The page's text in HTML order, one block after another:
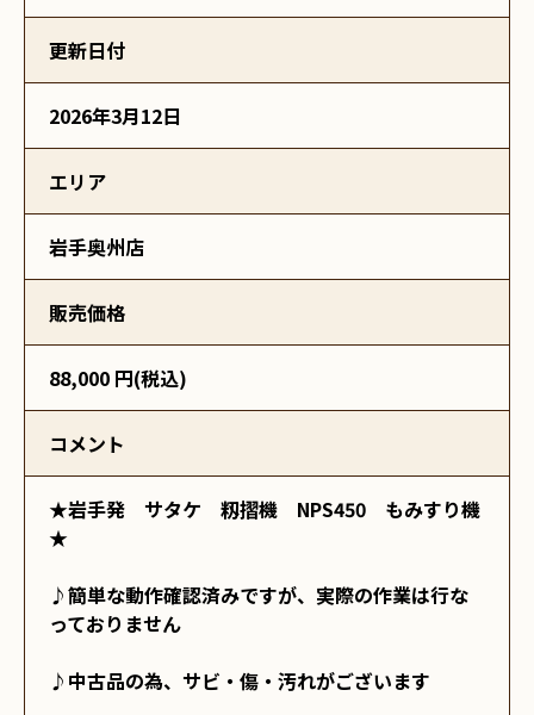
更新日付
2026年3月12日
エリア
岩手奥州店
販売価格
88,000 円(税込)
コメント
★岩手発　サタケ　籾摺機　NPS450　もみすり機
★
♪簡単な動作確認済みですが、実際の作業は行な
っておりません
♪中古品の為、サビ・傷・汚れがございます